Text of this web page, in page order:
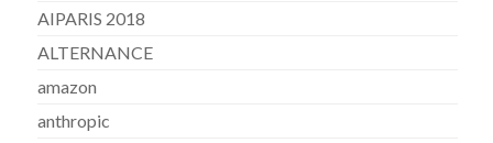
AIPARIS 2018
ALTERNANCE
amazon
anthropic